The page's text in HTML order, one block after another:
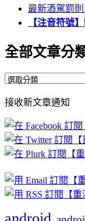
最新酒駕罰
【注音符號
全部文章分
全
文
章
分
類
接收新文章通知